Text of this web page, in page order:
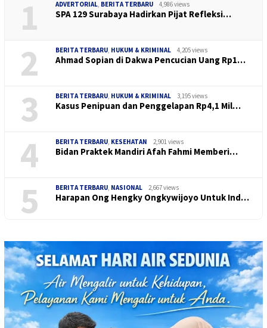
1 ADVERTORIAL, BERITA TERBARU 4,986 views
SPA 129 Surabaya Hadirkan Pijat Refleksi…
2 BERITA TERBARU, HUKUM & KRIMINAL 4,205 views
Ahmad Sopian di Dakwa Pencucian Uang Rp1…
3 BERITA TERBARU, HUKUM & KRIMINAL 3,195 views
Kasus Penipuan dan Penggelapan Rp4,1 Mil…
4 BERITA TERBARU, KESEHATAN 2,901 views
Bidan Praktek Mandiri Afah Fahmi Memberi…
5 BERITA TERBARU, NASIONAL 2,667 views
Harapan Ong Hengky Ongkywijoyo Untuk Ind…